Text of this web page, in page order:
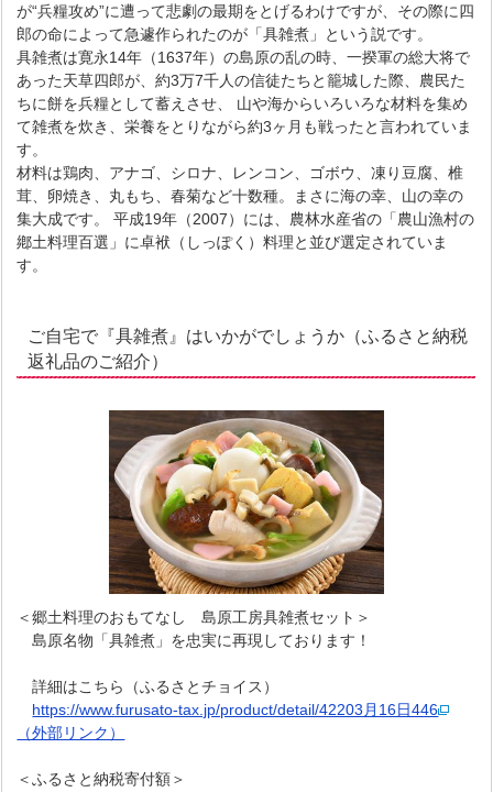
が“兵糧攻め”に遭って悲劇の最期をとげるわけですが、その際に四
郎の命によって急遽作られたのが「具雑煮」という説です。
具雑煮は寛永14年（1637年）の島原の乱の時、一揆軍の総大将で
あった天草四郎が、約3万7千人の信徒たちと籠城した際、農民た
ちに餅を兵糧として蓄えさせ、 山や海からいろいろな材料を集め
て雑煮を炊き、栄養をとりながら約3ヶ月も戦ったと言われていま
す。
材料は鶏肉、アナゴ、シロナ、レンコン、ゴボウ、凍り豆腐、椎
茸、卵焼き、丸もち、春菊など十数種。まさに海の幸、山の幸の
集大成です。 平成19年（2007）には、農林水産省の「農山漁村の
鄕土料理百選」に卓袱（しっぽく）料理と並び選定されていま
す。
ご自宅で『具雑煮』はいかがでしょうか（ふるさと納税
返礼品のご紹介）
＜郷土料理のおもてなし 島原工房具雑煮セット＞
島原名物「具雑煮」を忠実に再現しております！
詳細はこちら（ふるさとチョイス）
https://www.furusato-tax.jp/product/detail/42203月16日446
（外部リンク）
＜ふるさと納税寄付額＞